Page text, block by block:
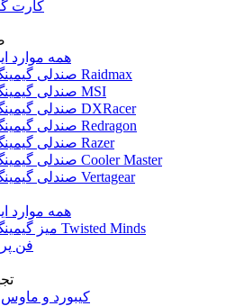
کارت
همه موارد
صندلی گیمینگ Raidmax
صندلی گیمینگ MSI
صندلی گیمینگ DXRacer
صندلی گیمینگ Redragon
صندلی گیمینگ Razer
صندلی گیمینگ Cooler Master
صندلی گیمینگ Vertagear
همه موارد
میز گیمینگ Twisted Minds
فن
کیبورد و ماوس